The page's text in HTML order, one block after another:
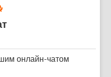
онлайн-чатом